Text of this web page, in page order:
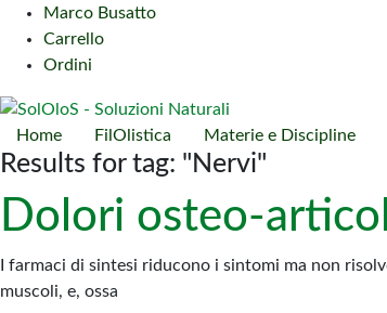
Marco Busatto
Carrello
Ordini
Home FilOlistica Materie e Discipline
Results for tag: "Nervi"
Dolori osteo-
I farmaci di sintesi riducono i sintomi ma non
muscoli, e, ossa